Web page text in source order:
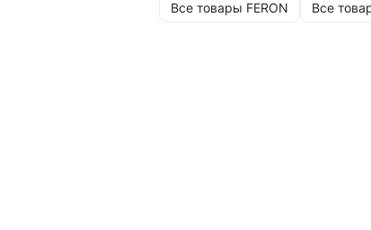
Все товары FERON Все